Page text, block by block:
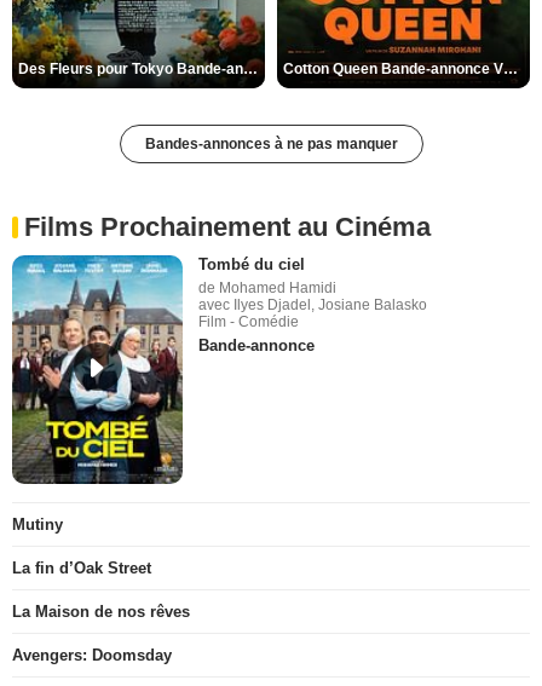
Des Fleurs pour Tokyo Bande-annonce VO STFR Cotton Queen Bande-annonce VO STFR
Bandes-annonces à ne pas manquer
Films Prochainement au Cinéma
Tombé du ciel
de Mohamed Hamidi
avec Ilyes Djadel, Josiane Balasko
Film - Comédie
Bande-annonce
Mutiny
La fin d’Oak Street
La Maison de nos rêves
Avengers: Doomsday